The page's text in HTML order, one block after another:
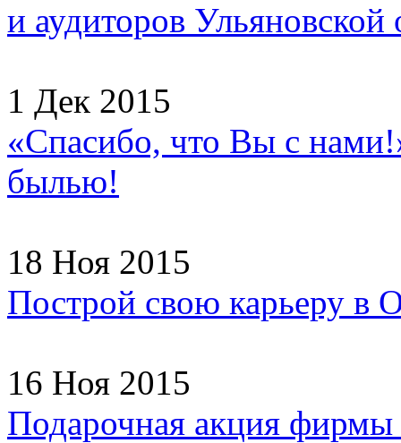
и аудиторов Ульяновской
1 Дек 2015
«Спасибо, что Вы с
былью!
18 Ноя 2015
Построй свою карьеру
16 Ноя 2015
Подарочная акция